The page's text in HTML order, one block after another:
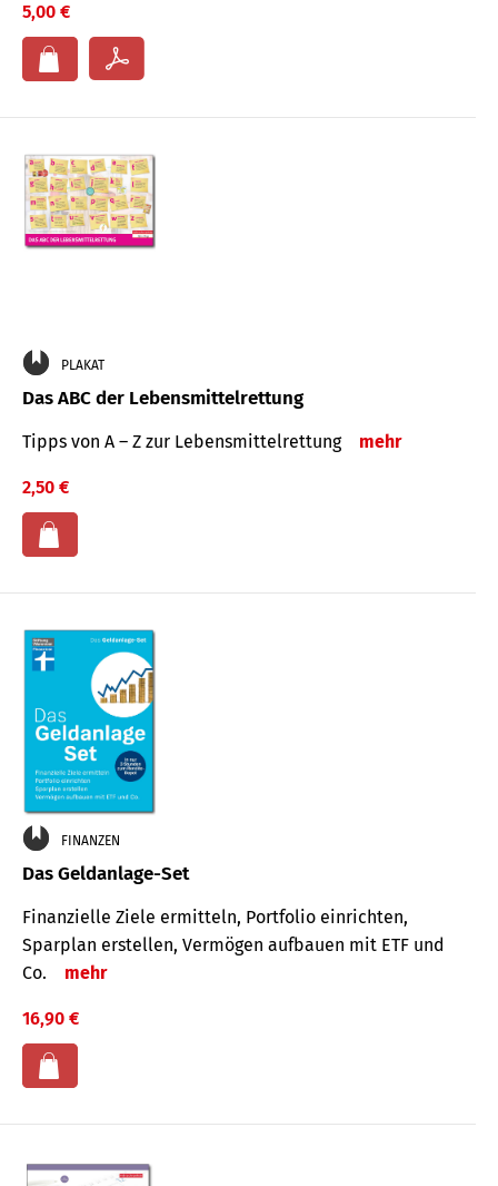
5,00 €
PLAKAT
Das ABC der Lebensmittelrettung
Tipps von A – Z zur Lebensmittelrettung mehr
2,50 €
FINANZEN
Das Geldanlage-Set
Finanzielle Ziele ermitteln, Portfolio einrichten,
Sparplan erstellen, Vermögen aufbauen mit ETF und
Co.
mehr
16,90 €